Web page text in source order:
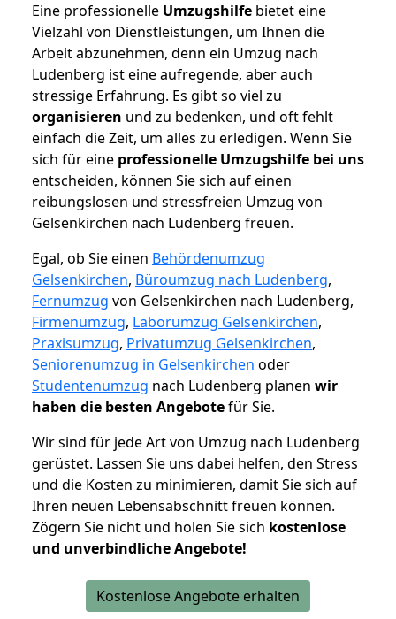
Eine professionelle Umzugshilfe bietet eine
Vielzahl von Dienstleistungen, um Ihnen die
Arbeit abzunehmen, denn ein Umzug nach
Ludenberg ist eine aufregende, aber auch
stressige Erfahrung. Es gibt so viel zu
organisieren und zu bedenken, und oft fehlt
einfach die Zeit, um alles zu erledigen. Wenn Sie
sich für eine professionelle Umzugshilfe bei uns
entscheiden, können Sie sich auf einen
reibungslosen und stressfreien Umzug von
Gelsenkirchen nach Ludenberg freuen.
Egal, ob Sie einen Behördenumzug
Gelsenkirchen, Büroumzug nach Ludenberg,
Fernumzug von Gelsenkirchen nach Ludenberg,
Firmenumzug, Laborumzug Gelsenkirchen,
Praxisumzug, Privatumzug Gelsenkirchen,
Seniorenumzug in Gelsenkirchen oder
Studentenumzug nach Ludenberg planen wir
haben die besten Angebotefür Sie.
Wir sind für jede Art von Umzug nach Ludenberg
gerüstet. Lassen Sie uns dabei helfen, den Stress
und die Kosten zu minimieren, damit Sie sich auf
Ihren neuen Lebensabschnitt freuen können.
Zögern Sie nicht und holen Sie sich kostenlose
und unverbindliche Angebote!
Kostenlose Angebote erhalten